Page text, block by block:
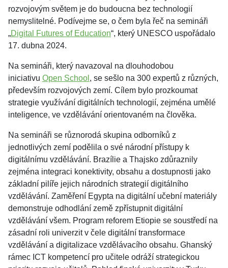
rozvojovým světem je do budoucna bez technologií
nemyslitelné. Podívejme se, o čem byla řeč na semináři
„Digital Futures of Education“, který UNESCO uspořádalo
17. dubna 2024.
Na semináři, který navazoval na dlouhodobou
iniciativu Open School , se sešlo na 300 expertů z různých,
především rozvojových zemí. Cílem bylo prozkoumat
strategie využívání digitálních technologií, zejména umělé
inteligence, ve vzdělávání orientovaném na člověka.
Na semináři se různorodá skupina odborníků z
jednotlivých zemí podělila o své národní přístupy k
digitálnímu vzdělávání. Brazílie a Thajsko zdůraznily
zejména integraci konektivity, obsahu a dostupnosti jako
základní pilíře jejich národních strategií digitálního
vzdělávání. Zaměření Egypta na digitální učební materiály
demonstruje odhodlání země zpřístupnit digitální
vzdělávání všem. Program reforem Etiopie se soustředí na
zásadní roli univerzit v čele digitální transformace
vzdělávání a digitalizace vzdělávacího obsahu. Ghanský
rámec ICT kompetencí pro učitele odráží strategickou